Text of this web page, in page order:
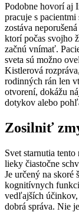
Podobne hovorí aj
pracuje s
zostáva
ktorí počas svojho
začnú vnímať.
sveta sú možno
Kistlerová
rodinných rán len
otvorení, dokážu
dotykov alebo
Zosilniť
Svet starnutia
lieky čiastočne
Je určený na skoré
kognitívnych
vedľajších účinkov,
dobrá správa. Nie